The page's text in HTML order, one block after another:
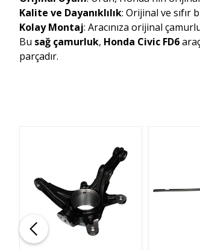
Kalite ve Dayanıklılık: Orijinal ve sıfır
Kolay Montaj: Aracınıza orijinal
Bu sağ çamurluk, Honda Civic FD6
parçadır.